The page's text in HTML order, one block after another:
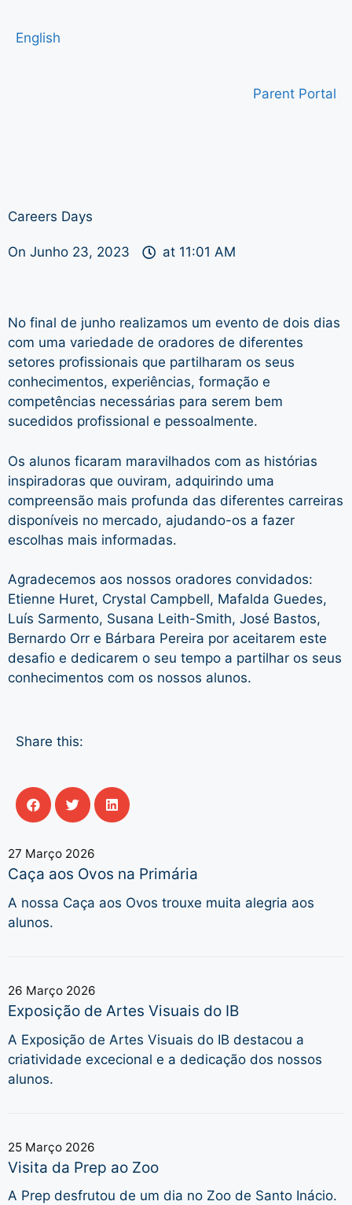
English
Parent Portal
Careers Days
On Junho 23, 2023 at 11:01 AM
No final de junho realizamos um evento de dois dias
com uma variedade de oradores de diferentes
setores profissionais que partilharam os seus
conhecimentos, experiências, formação e
competências necessárias para serem bem
sucedidos profissional e pessoalmente.
Os alunos ficaram maravilhados com as histórias
inspiradoras que ouviram, adquirindo uma
compreensão mais profunda das diferentes carreiras
disponíveis no mercado, ajudando-os a fazer
escolhas mais informadas.
Agradecemos aos nossos oradores convidados:
Etienne Huret, Crystal Campbell, Mafalda Guedes,
Luís Sarmento, Susana Leith-Smith, José Bastos,
Bernardo Orr e Bárbara Pereira por aceitarem este
desafio e dedicarem o seu tempo a partilhar os seus
conhecimentos com os nossos alunos.
Share this:
27 Março 2026
Caça aos Ovos na Primária
A nossa Caça aos Ovos trouxe muita alegria aos
alunos.
26 Março 2026
Exposição de Artes Visuais do IB
A Exposição de Artes Visuais do IB destacou a
criatividade excecional e a dedicação dos nossos
alunos.
25 Março 2026
Visita da Prep ao Zoo
A Prep desfrutou de um dia no Zoo de Santo Inácio.